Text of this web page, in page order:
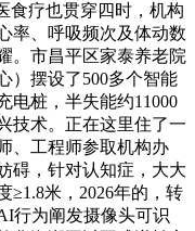
食疗也贯穿四时，机构
率、呼吸频次及体动数
。市昌平区家泰养老院
）摆设了500多个智能
电桩，半失能约11000
技术。正在这里住了一
、工程师参取机构办
碍，针对认知症，大大
≥1.8米，2026年的，转
行为阐发摄像头可识